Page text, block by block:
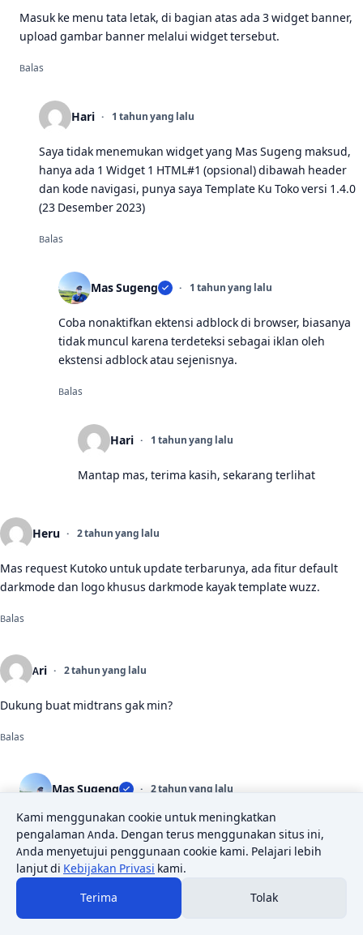
Masuk ke menu tata letak, di bagian atas ada 3 widget banner,
upload gambar banner melalui widget tersebut.
Balas
Hari 1 tahun yang lalu
Saya tidak menemukan widget yang Mas Sugeng maksud,
hanya ada 1 Widget 1 HTML#1 (opsional) dibawah header
dan kode navigasi, punya saya Template Ku Toko versi 1.4.0
(23 Desember 2023)
Balas
Mas Sugeng 1 tahun yang lalu
Coba nonaktifkan ektensi adblock di browser, biasanya
tidak muncul karena terdeteksi sebagai iklan oleh
ekstensi adblock atau sejenisnya.
Balas
Hari 1 tahun yang lalu
Mantap mas, terima kasih, sekarang terlihat
Heru 2 tahun yang lalu
Mas request Kutoko untuk update terbarunya, ada fitur default
darkmode dan logo khusus darkmode kayak template wuzz.
Balas
Ari 2 tahun yang lalu
Dukung buat midtrans gak min?
Balas
Mas Sugeng 2 tahun yang lalu
Tidak
Balas
2 tahun yang lalu
Kami menggunakan cookie untuk meningkatkan
pengalaman Anda. Dengan terus menggunakan situs ini,
Anda menyetujui penggunaan cookie kami. Pelajari lebih
lanjut di Kebijakan Privasi kami.
Terima
Tolak